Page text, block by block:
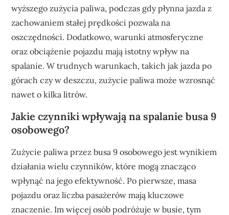
wyższego zużycia paliwa, podczas gdy płynna jazda z
zachowaniem stałej prędkości pozwala na
oszczędności. Dodatkowo, warunki atmosferyczne
oraz obciążenie pojazdu mają istotny wpływ na
spalanie. W trudnych warunkach, takich jak jazda po
górach czy w deszczu, zużycie paliwa może wzrosnąć
nawet o kilka litrów.
Jakie czynniki wpływają na spalanie busa 9
osobowego?
Zużycie paliwa przez busa 9 osobowego jest wynikiem
działania wielu czynników, które mogą znacząco
wpłynąć na jego efektywność. Po pierwsze, masa
pojazdu oraz liczba pasażerów mają kluczowe
znaczenie. Im więcej osób podróżuje w busie, tym